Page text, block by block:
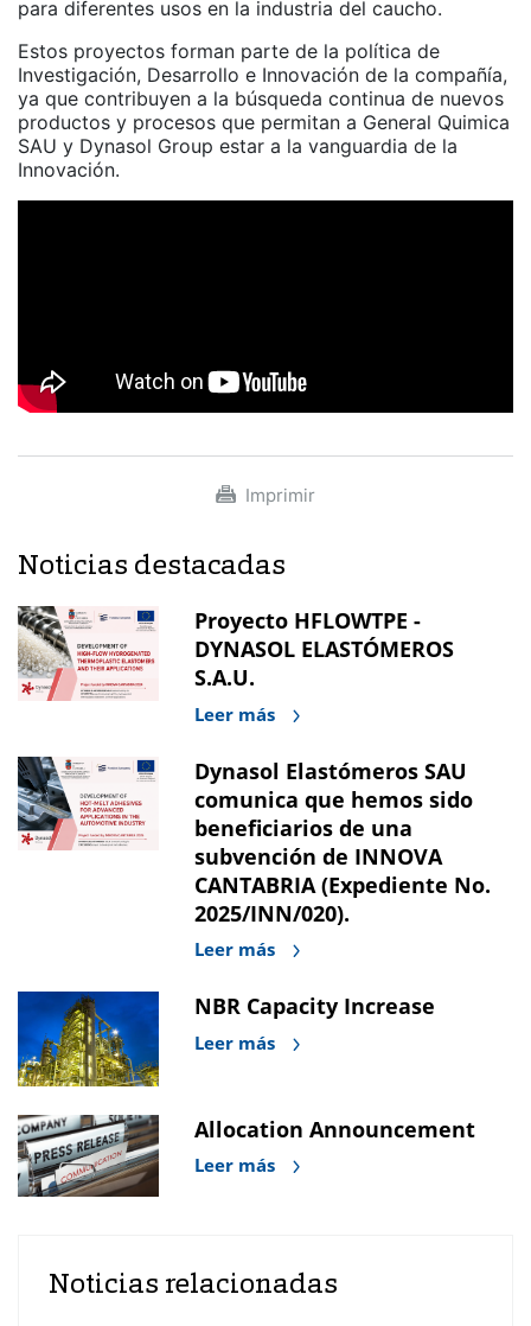
para diferentes usos en la industria del caucho.
Estos proyectos forman parte de la política de
Investigación, Desarrollo e Innovación de la compañía,
ya que contribuyen a la búsqueda continua de nuevos
productos y procesos que permitan a General Quimica
SAU y Dynasol Group estar a la vanguardia de la
Innovación.
Imprimir
Noticias destacadas
Proyecto HFLOWTPE -
DYNASOL ELASTÓMEROS
S.A.U.
Leer más
Dynasol Elastómeros SAU
comunica que hemos sido
beneficiarios de una
subvención de INNOVA
CANTABRIA (Expediente No.
2025/INN/020).
Leer más
NBR Capacity Increase
Leer más
Allocation Announcement
Leer más
Noticias relacionadas